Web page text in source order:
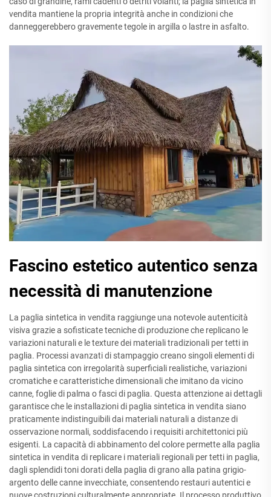
vendita mantiene la propria integrità anche in condizioni che
danneggerebbero gravemente tegole in argilla o lastre in asfalto.
Fascino estetico autentico senza
necessità di manutenzione
La paglia sintetica in vendita raggiunge una notevole autenticità
visiva grazie a sofisticate tecniche di produzione che replicano le
variazioni naturali e le texture dei materiali tradizionali per tetti in
paglia. Processi avanzati di stampaggio creano singoli elementi di
paglia sintetica con irregolarità superficiali realistiche, variazioni
cromatiche e caratteristiche dimensionali che imitano da vicino
canne, foglie di palma o fasci di paglia. Questa attenzione ai dettagli
garantisce che le installazioni di paglia sintetica in vendita siano
praticamente indistinguibili dai materiali naturali a distanze di
osservazione normali, soddisfacendo i requisiti architettonici più
esigenti. La capacità di abbinamento del colore permette alla paglia
sintetica in vendita di replicare i materiali regionali per tetti in paglia,
dagli splendidi toni dorati della paglia di grano alla patina grigio-
argento delle canne invecchiate, consentendo restauri autentici e